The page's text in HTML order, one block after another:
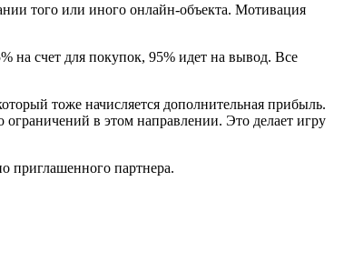
того или иного онлайн-объекта. Мотивация
на счет для покупок, 95% идет на вывод. Все
тоже начисляется дополнительная прибыль.
в этом направлении. Это делает игру
приглашенного партнера.